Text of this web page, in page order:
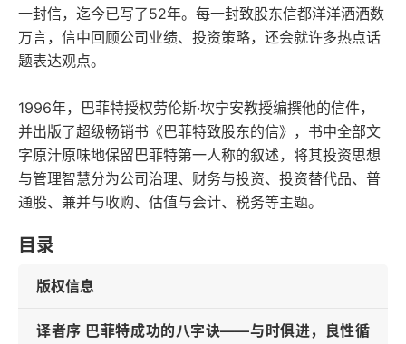
一封信，迄今已写了52年。每一封致股东信都洋洋洒洒数
万言，信中回顾公司业绩、投资策略，还会就许多热点话
题表达观点。
1996年，巴菲特授权劳伦斯·坎宁安教授编撰他的信件，
并出版了超级畅销书《巴菲特致股东的信》，书中全部文
字原汁原味地保留巴菲特第一人称的叙述，将其投资思想
与管理智慧分为公司治理、财务与投资、投资替代品、普
通股、兼并与收购、估值与会计、税务等主题。
目录
版权信息
译者序 巴菲特成功的八字诀——与时俱进，良性循